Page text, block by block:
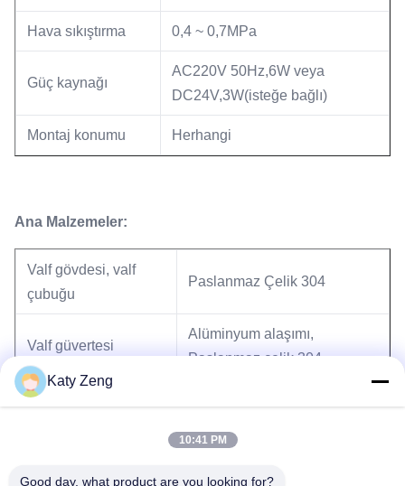
Hava sıkıştırma 0,4 ~ 0,7MPa
Güç kaynağı
AC220V 50Hz,6W veya
DC24V,3W(isteğe bağlı)
Montaj konumu Herhangi
Ana Malzemeler:
Valf gövdesi, valf
çubuğu
Paslanmaz Çelik 304
Valf güvertesi
Alüminyum alaşımı,
Paslanmaz çelik 304
Mühürler
Katy Zeng
10:41 PM
Good day, what product are you looking for?